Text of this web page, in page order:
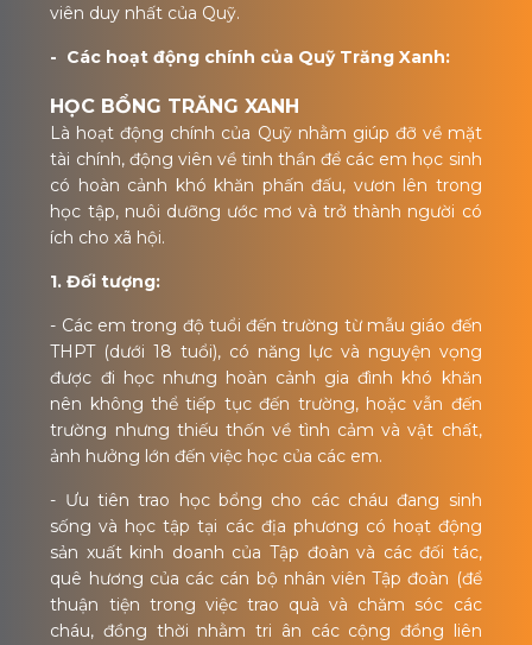
viên duy nhất của Quỹ.
- Các hoạt động chính của Quỹ Trăng Xanh:
HỌC BỔNG TRĂNG XANH
Là hoạt động chính của Quỹ nhằm giúp đỡ về mặt
tài chính, động viên về tinh thần để các em học sinh
có hoàn cảnh khó khăn phấn đấu, vươn lên trong
học tập, nuôi dưỡng ước mơ và trở thành người có
ích cho xã hội.
1. Đối tượng:
- Các em trong độ tuổi đến trường từ mẫu giáo đến
THPT (dưới 18 tuổi), có năng lực và nguyện vọng
được đi học nhưng hoàn cảnh gia đình khó khăn
nên không thể tiếp tục đến trường, hoặc vẫn đến
trường nhưng thiếu thốn về tình cảm và vật chất,
ảnh hưởng lớn đến việc học của các em.
- Ưu tiên trao học bổng cho các cháu đang sinh
sống và học tập tại các địa phương có hoạt động
sản xuất kinh doanh của Tập đoàn và các đối tác,
quê hương của các cán bộ nhân viên Tập đoàn (để
thuận tiện trong việc trao quà và chăm sóc các
cháu, đồng thời nhằm tri ân các cộng đồng liên